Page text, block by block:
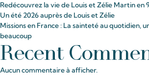
Redécouvrez la vie de Louis et Zélie Martin en
Un été 2026 auprès de Louis et Zélie
Missions en France : La sainteté au quotidien,
beaucoup
Recent
Aucun commentaire à afficher.